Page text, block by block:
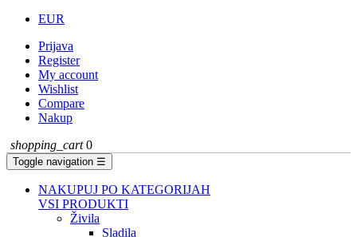
EUR
Prijava
Register
My account
Wishlist
Compare
Nakup
shopping_cart 0
Toggle navigation ☰
NAKUPUJ PO KATEGORIJAH
VSI PRODUKTI
Živila
Sladila